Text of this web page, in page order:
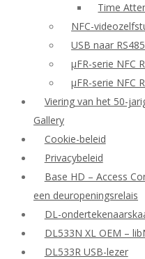
Time
NFC-
USB naar
μFR-serie NFC
μFR-serie NFC
Viering van het 50-
Gallery
Cookie-beleid
Privacybeleid
Base HD – Access
een deuropeningsrelais
DL-
DL533N XL OEM –
DL533R USB-lezer